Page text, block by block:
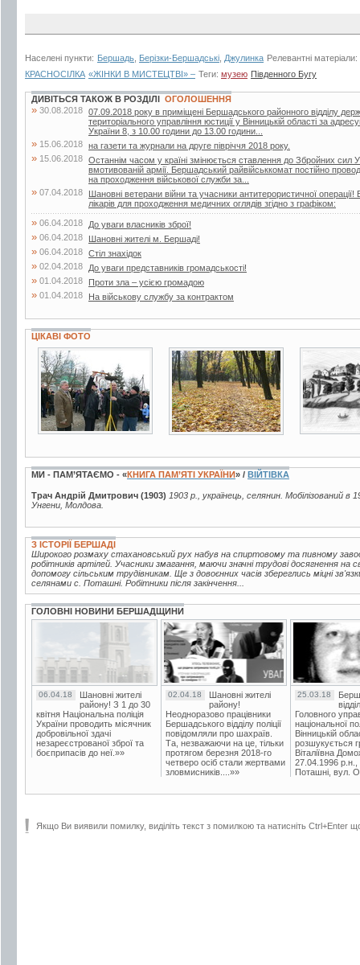
Населені пункти: Бершадь Берізки-Бершадські Джулинка Релевантні матеріали:
КРАСНОСІЛКА «ЖІНКИ В МИСТЕЦТВІ» – Теги: музею Південного Бугу
ДИВІТЬСЯ ТАКОЖ В РОЗДІЛІ ОГОЛОШЕННЯ
» 30.08.2018 07.09.2018 року в приміщені Бершадського районного відділу
територіального управління юстиції у Вінницькій області за
України 8, з 10.00 години до 13.00 години...
» 15.06.2018 на газети та журнали на друге півріччя 2018 року.
» 15.06.2018 Останнім часом у країні змінюється ставлення до Збройних сил
вмотивованій армії. Бершадський райвійськкомат постійно
на проходження військової служби за...
» 07.04.2018
Шановні ветерани війни та учасники антитерористичної
лікарів для проходження медичних оглядів згідно з графіком:
» 06.04.2018 До уваги власників зброї!
» 06.04.2018 Шановні жителі м. Бершаді!
» 06.04.2018 Стіл знахідок
» 02.04.2018 До уваги представників громадськості!
» 01.04.2018 Проти зла – усією громадою
» 01.04.2018 На військову службу за контрактом
ЦІКАВІ ФОТО
7 фото 9 фото
МИ - ПАМ’ЯТАЄМО - «КНИГА ПАМ’ЯТІ УКРАЇНИ» / ВІЙТІВКА
Трач Андрій Дмитрович (1903) 1903 р., українець, селянин. Мобілізований
Унгени, Молдова.
З ІСТОРІЇ БЕРШАДІ
Широкого розмаху стахановський рух набув на спиртовому та пивному
робітників артілей. Учасники змагання, маючи значні трудові досягнення на
допомогу сільським трудівникам. Ще з довоєнних часів збереглись міцні
селянами с. Поташні. Робітники після закінчення...
ГОЛОВНІ НОВИНИ БЕРШАДЩИНИ
06.04.18
Шановні жителі
району! З 1 до 30
квітня Національна поліція
України проводить місячник
добровільної здачі
незареєстрованої зброї та
боєприпасів до неї.»»
02.04.18
Шановні жителі
району!
Неодноразово працівники
Бершадського відділу поліції
повідомляли про шахраїв.
Та, незважаючи на це, тільки
протягом березня 2018-го
четверо осіб стали жертвами
зловмисників....»»
25.03.18
Головного
національної
Вінницькій
розшукується
Віталіївна
27.04.1996 р.н.,
Поташні, вул.
Якщо Ви виявили помилку, виділіть текст з помилкою та натисніть Ctrl+Enter